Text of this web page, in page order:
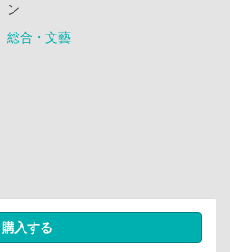
ン
総合・文藝
購入する